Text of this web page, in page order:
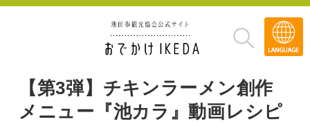
【第3弾】チキンラーメン創作
メニュー『池カラ』動画レシピ
»